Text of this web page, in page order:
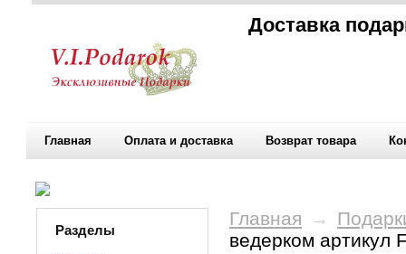
Доставка
Главная Оплата и доставка Возврат товара
Разделы
Главная →
ведерком артикул